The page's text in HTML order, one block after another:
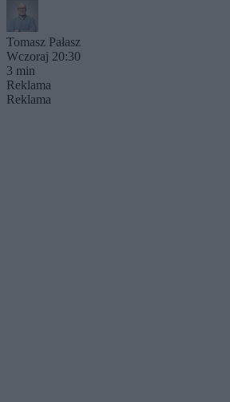
Tomasz Pałasz
Wczoraj 20:30
3 min
Reklama
Reklama